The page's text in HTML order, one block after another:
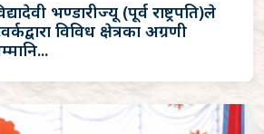
भण्डारीज्यू (पूर्व राष्ट्रपति)ले
विविध क्षेत्रका अग्रणी